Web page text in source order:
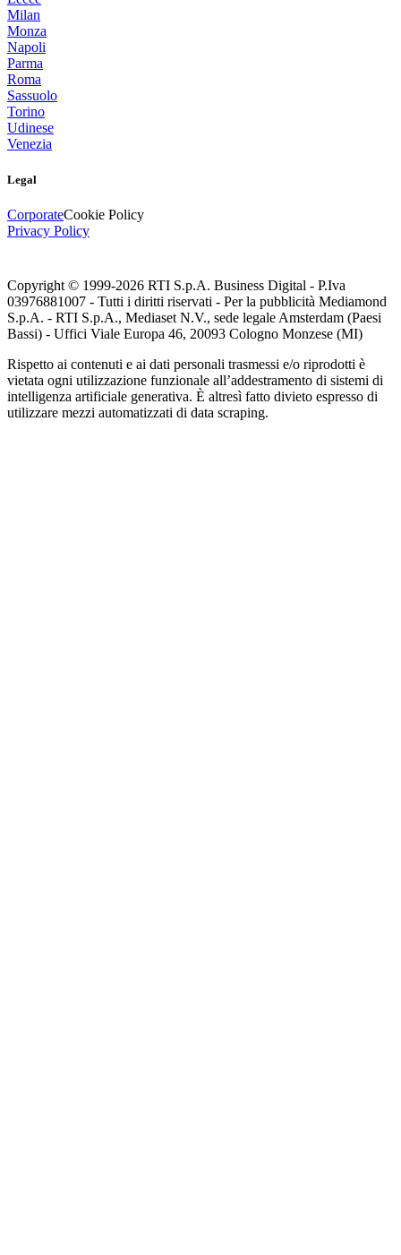
Milan
Monza
Napoli
Parma
Roma
Sassuolo
Torino
Udinese
Venezia
Legal
CorporateCookie Policy
Privacy Policy
Copyright © 1999-2026 RTI S.p.A. Business Digital - P.Iva
03976881007 - Tutti i diritti riservati - Per la pubblicità Mediamond
S.p.A. - RTI S.p.A., Mediaset N.V., sede legale Amsterdam (Paesi
Bassi) - Uffici Viale Europa 46, 20093 Cologno Monzese (MI)
Rispetto ai contenuti e ai dati personali trasmessi e/o riprodotti è
vietata ogni utilizzazione funzionale all’addestramento di sistemi di
intelligenza artificiale generativa. È altresì fatto divieto espresso di
utilizzare mezzi automatizzati di data scraping.